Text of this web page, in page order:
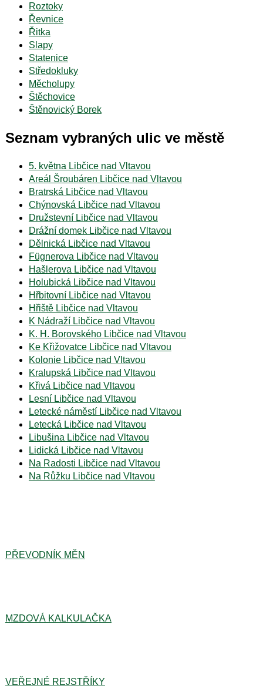
Roztoky
Řevnice
Řitka
Slapy
Statenice
Středokluky
Měcholupy
Štěchovice
Štěnovický Borek
Seznam vybraných ulic ve městě
5. května Libčice nad Vltavou
Areál Šroubáren Libčice nad Vltavou
Bratrská Libčice nad Vltavou
Chýnovská Libčice nad Vltavou
Družstevní Libčice nad Vltavou
Drážní domek Libčice nad Vltavou
Dělnická Libčice nad Vltavou
Fügnerova Libčice nad Vltavou
Hašlerova Libčice nad Vltavou
Holubická Libčice nad Vltavou
Hřbitovní Libčice nad Vltavou
Hřiště Libčice nad Vltavou
K Nádraží Libčice nad Vltavou
K. H. Borovského Libčice nad Vltavou
Ke Křižovatce Libčice nad Vltavou
Kolonie Libčice nad Vltavou
Kralupská Libčice nad Vltavou
Křivá Libčice nad Vltavou
Lesní Libčice nad Vltavou
Letecké náměstí Libčice nad Vltavou
Letecká Libčice nad Vltavou
Libušina Libčice nad Vltavou
Lidická Libčice nad Vltavou
Na Radosti Libčice nad Vltavou
Na Růžku Libčice nad Vltavou
PŘEVODNÍK MĚN
MZDOVÁ KALKULAČKA
VEŘEJNÉ REJSTŘÍKY